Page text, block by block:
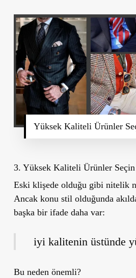
Yüksek Kaliteli Ürünler
3. Yüksek Kaliteli Ürünler Seçin
Eski klişede olduğu gibi nitelik
Ancak konu stil olduğunda
başka bir ifade daha var:
iyi kalitenin üstünde
Bu neden önemli?